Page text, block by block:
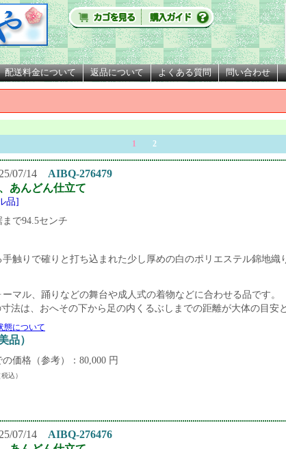
配送料金について 返品について よくある質問 問い合わせ
1
2
07/14
AIBQ-276479
あんどん仕立て
品]
で94.5センチ
触りで確りと打ち込まれた少し厚めの白のポリエステル錦地織
マル、踊りなどの舞台や成人式の着物などに合わせる品です。
法は、おへその下から足の内くるぶしまでの距離が大体の目安
態について
品）
価格（参考）：80,000 円
込）
07/14
AIBQ-276476